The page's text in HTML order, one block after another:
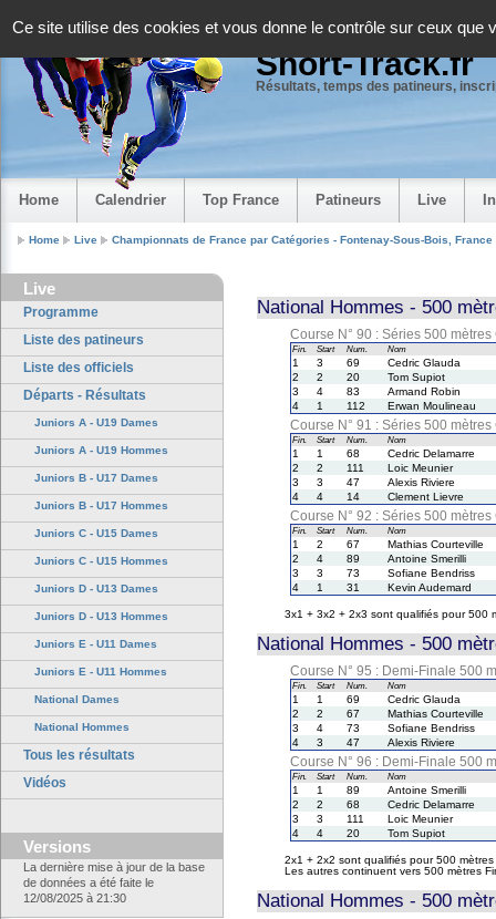
Ce site utilise des cookies et vous donne le contrôle sur ceux que
Short-Track.fr
Résultats, temps des patineurs,
Home Calendrier Top France Patineurs Live
Home Live Championnats de France par Catégories - Fontenay-Sous-Bois, France
Live
Programme
Liste des patineurs
Liste des officiels
Départs - Résultats
Juniors A - U19 Dames
Juniors A - U19 Hommes
Juniors B - U17 Dames
Juniors B - U17 Hommes
Juniors C - U15 Dames
Juniors C - U15 Hommes
Juniors D - U13 Dames
Juniors D - U13 Hommes
Juniors E - U11 Dames
Juniors E - U11 Hommes
National Dames
National Hommes
Tous les résultats
Vidéos
Versions
La dernière mise à jour de la base
de données a été faite le
12/08/2025 à 21:30
National Hommes - 500
Course N° 90 : Séries 500
Fin. Start Num. Nom
1 3 69
Cedric Glauda
2
2 20
Tom Supiot
3
4 83
Armand Robin
4
1 112 Erwan Moulineau
Course N° 91 : Séries 500
Fin. Start Num. Nom
1 1 68
Cedric Delamarre
2
2 111
Loic Meunier
3
3 47
Alexis Riviere
4
4 14 Clement Lievre
Course N° 92 : Séries 500
Fin. Start Num. Nom
1 2 67
Mathias Courteville
2
4 89
Antoine Smerilli
3
3 73
Sofiane Bendriss
4
1 31 Kevin Audemard
3x1 + 3x2 + 2x3 sont qualifiés pour 500
National Hommes - 500
Course N° 95 : Demi-Finale 500
Fin. Start Num. Nom
1 1 69
Cedric Glauda
2
2 67
Mathias Courteville
3
4 73
Sofiane Bendriss
4
3 47 Alexis Riviere
Course N° 96 : Demi-Finale 500
Fin. Start Num. Nom
1 1 89
Antoine Smerilli
2
2 68
Cedric Delamarre
3
3 111
Loic Meunier
4
4 20 Tom Supiot
2x1 + 2x2 sont qualifiés pour 500
Les autres continuent vers 500 mètres
National Hommes - 500